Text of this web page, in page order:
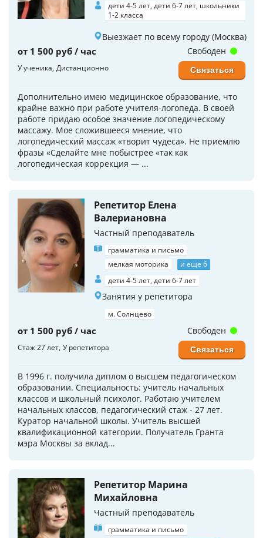
дети 4-5 лет, дети 6-7 лет, школьники
1-2 класса
Выезжает по всему городу (Москва)
от 1 500 руб / час
У ученика Дистанционно
Дополнительно имею медицинское образование, что
крайне важно при работе учителя-логопеда. В своей
работе придаю особое значение логопедическому
массажу. Мое сложившееся мнение, что
логопедический массаж «творит чудеса». Не приемлю
фразы «Сделайте мне побыстрее «так как
логопедическая коррекция — ...
Свободен
Связаться
Репетитор Елена
Валериановна
Частный преподаватель
грамматика и письмо
мелкая моторика
и еще 6
дети 4-5 лет, дети 6-7 лет
Занятия у репетитора
м. Солнцево
от 1 500 руб / час
Стаж 27 лет У репетитора
В 1996 г. получила диплом о высшем педагогическом
образовании. Специальность: учитель начальных
классов и школьный психолог. Работаю учителем
начальных классов, педагогический стаж - 27 лет.
Куратор начальной школы. Учитель высшей
квалификационной категории. Получатель Гранта
мэра Москвы за вклад...
Свободен
Связаться
Репетитор Марина
Михайловна
Частный преподаватель
грамматика и письмо